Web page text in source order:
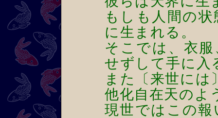
もしも人間の
に生まれる。
そこでは、衣
せずして手に入
また〔来世には
他化自在天のよ
現世ではこの